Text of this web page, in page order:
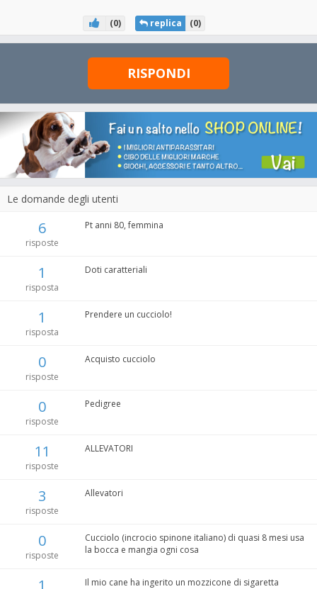
(0) replica (0)
RISPONDI
Le domande degli utenti
6
risposte
Pt anni 80, femmina
1
risposta
Doti caratteriali
1
risposta
Prendere un cucciolo!
0
risposte
Acquisto cucciolo
0
risposte
Pedigree
11
risposte
ALLEVATORI
3
risposte
Allevatori
0
risposte
Cucciolo (incrocio spinone italiano) di quasi 8 mesi usa
la bocca e mangia ogni cosa
1 Il mio cane ha ingerito un mozzicone di sigaretta